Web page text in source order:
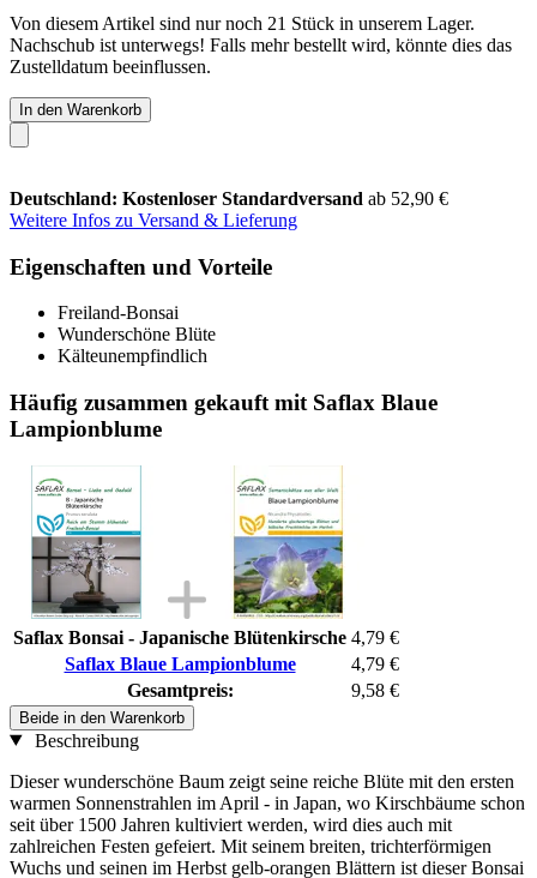
Von diesem Artikel sind nur noch 21 Stück in unserem Lager.
Nachschub ist unterwegs! Falls mehr bestellt wird, könnte dies das
Zustelldatum beeinflussen.
In den Warenkorb
Deutschland: Kostenloser Standardversand ab 52,90 €
Weitere Infos zu Versand & Lieferung
Eigenschaften und Vorteile
Freiland-Bonsai
Wunderschöne Blüte
Kälteunempfindlich
Häufig zusammen gekauft mit Saflax Blaue
Lampionblume
Saflax Bonsai - Japanische Blütenkirsche 4,79 €
Saflax Blaue Lampionblume
4,79 €
Gesamtpreis:
9,58 €
Beide in den Warenkorb
Beschreibung
Dieser wunderschöne Baum zeigt seine reiche Blüte mit den ersten
warmen Sonnenstrahlen im April - in Japan, wo Kirschbäume schon
seit über 1500 Jahren kultiviert werden, wird dies auch mit
zahlreichen Festen gefeiert. Mit seinem breiten, trichterförmigen
Wuchs und seinen im Herbst gelb-orangen Blättern ist dieser Bonsai